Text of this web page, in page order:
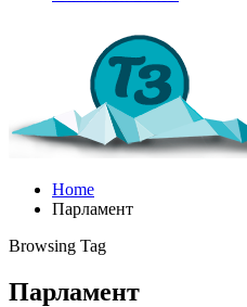
Home
Парламент
Browsing Tag
Парламент